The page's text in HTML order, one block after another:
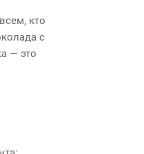
кто
с
— это